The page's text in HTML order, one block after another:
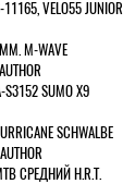
VELO55 JUNIOR
M-WAVE
SUMO X9
SCHWALBE
СРЕДНИЙ H.R.T.